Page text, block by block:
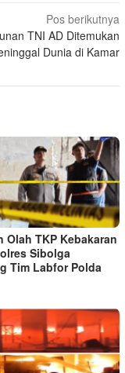
Pos berikutnya
TNI AD Ditemukan
Dunia di Kamar
Olah TKP Kebakaran
Sibolga
Tim Labfor Polda